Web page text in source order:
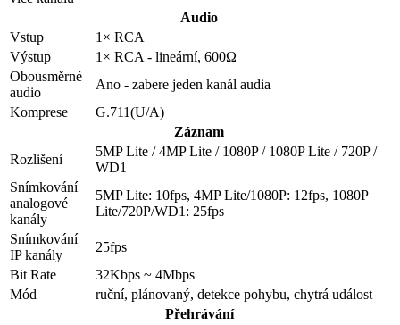
Audio
Vstup
1× RCA
Výstup
1× RCA - lineární, 600Ω
Obousměrné
audio
Ano - zabere jeden kanál audia
Komprese
G.711(U/A)
Záznam
Rozlišení
5MP Lite / 4MP Lite / 1080P / 1080P Lite / 720P /
WD1
Snímkování
analogové
kanály
5MP Lite: 10fps, 4MP Lite/1080P: 12fps, 1080P
Lite/720P/WD1: 25fps
Snímkování
IP kanály
25fps
Bit Rate
32Kbps ~ 4Mbps
Mód
ruční, plánovaný, detekce pohybu, chytrá událost
Přehrávání